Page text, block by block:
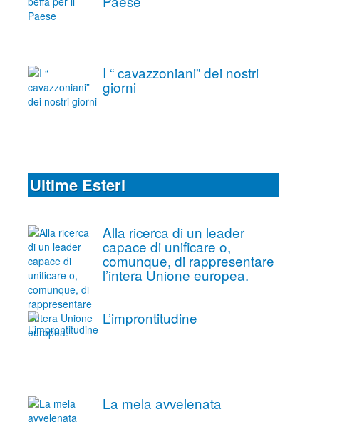
I “ cavazzoniani” dei nostri
giorni
Ultime Esteri
Alla ricerca di un leader
capace di unificare o,
comunque, di rappresentare
l’intera Unione europea.
L’improntitudine
La mela avvelenata